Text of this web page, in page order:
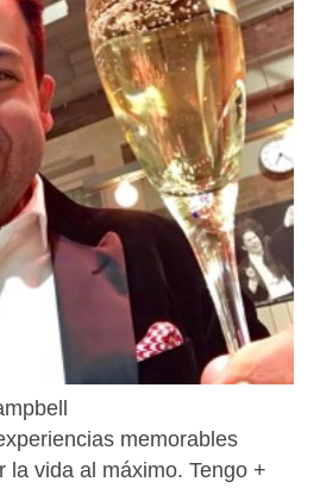
memorables
la vida al máximo. Tengo +